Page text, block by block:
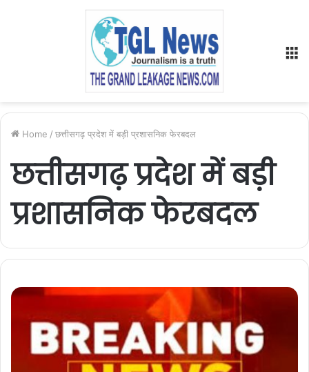
Home / छत्तीसगढ़ प्रदेश में बड़ी प्रशासनिक फेरबदल
छत्तीसगढ़ प्रदेश में बड़ी
प्रशासनिक फेरबदल